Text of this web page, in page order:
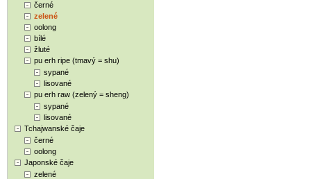
černé
zelené
oolong
bílé
žluté
pu erh ripe (tmavý = shu)
sypané
lisované
pu erh raw (zelený = sheng)
sypané
lisované
Tchajwanské čaje
černé
oolong
Japonské čaje
zelené